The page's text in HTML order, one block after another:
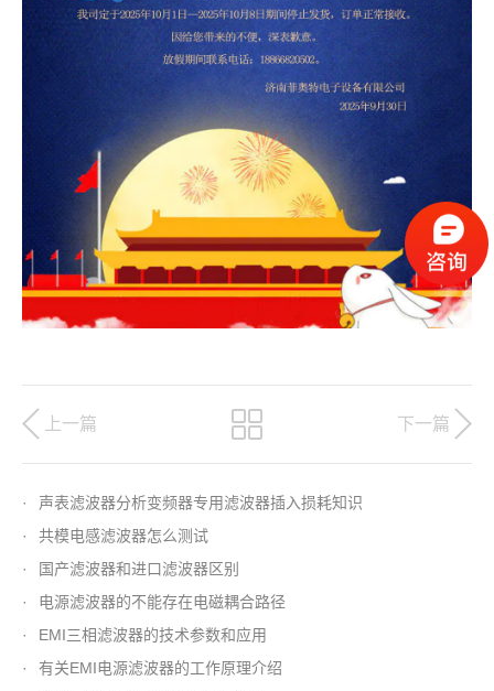
上一篇 下一篇
·
声表滤波器分析变频器专用滤波器插入损耗知识
·
共模电感滤波器怎么测试
·
国产滤波器和进口滤波器区别
·
电源滤波器的不能存在电磁耦合路径
·
EMI三相滤波器的技术参数和应用
·
有关EMI电源滤波器的工作原理介绍